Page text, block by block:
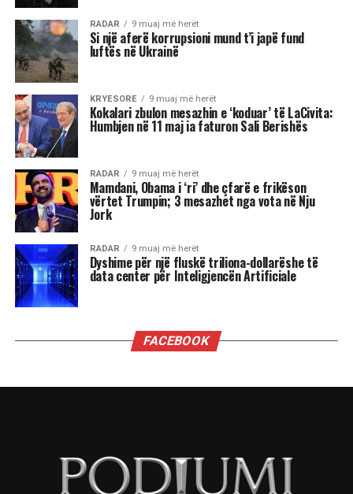
RADAR 9 muaj më herët
Si një aferë korrupsioni mund t’i japë fund
luftës në Ukrainë
KRYESORE 9 muaj më herët
Kokalari zbulon mesazhin e ‘koduar’ të LaCivita:
Humbjen në 11 maj ia faturon Sali Berishës
RADAR 9 muaj më herët
Mamdani, Obama i ‘ri’ dhe çfarë e frikëson
vërtet Trumpin; 3 mesazhet nga vota në Nju
Jork
RADAR 9 muaj më herët
Dyshime për një fluskë triliona-dollarëshe të
data center për Inteligjencën Artificiale
FACEBOOK